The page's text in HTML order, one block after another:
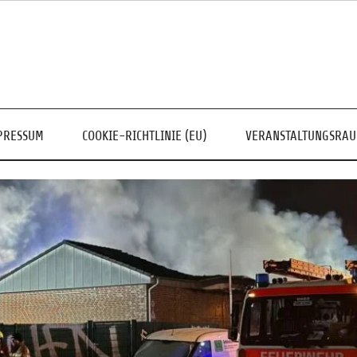
COOKIE-RICHTLINIE (EU)